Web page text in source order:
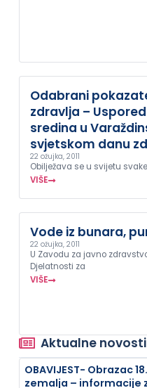
Odabrani
zdravlja –
sredina u
svjetskom danu
22 ožujka, 2011
Obilježava se u svijetu
VIŠE
Vode iz bunara,
22 ožujka, 2011
U Zavodu za javno
Djelatnosti za
VIŠE
Aktualne novosti
OBAVIJEST- Obrazac
zemalja – informacije